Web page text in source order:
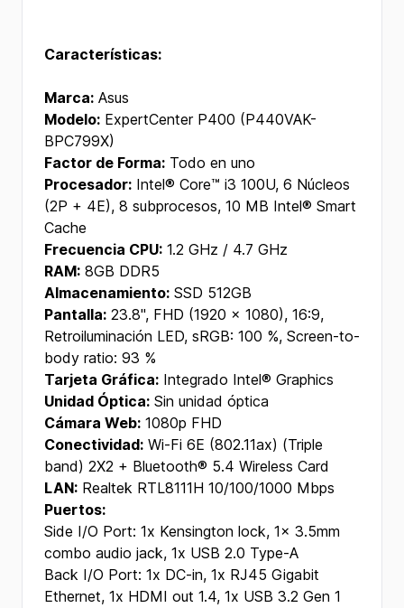
Características:
Marca: Asus
Modelo: ExpertCenter P400 (P440VAK-
BPC799X)
Factor de Forma: Todo en uno
Procesador: Intel® Core™ i3 100U, 6 Núcleos
(2P + 4E), 8 subprocesos, 10 MB Intel® Smart
Cache
Frecuencia CPU: 1.2 GHz / 4.7 GHz
RAM: 8GB DDR5
Almacenamiento: SSD 512GB
Pantalla: 23.8", FHD (1920 × 1080), 16:9,
Retroiluminación LED, sRGB: 100 %, Screen-to-
body ratio: 93 %
Tarjeta Gráfica: Integrado Intel® Graphics
Unidad Óptica: Sin unidad óptica
Cámara Web: 1080p FHD
Conectividad: Wi-Fi 6E (802.11ax) (Triple
band) 2X2 + Bluetooth® 5.4 Wireless Card
LAN: Realtek RTL8111H 10/100/1000 Mbps
Puertos:
Side I/O Port: 1x Kensington lock, 1x 3.5mm
combo audio jack, 1x USB 2.0 Type-A
Back I/O Port: 1x DC-in, 1x RJ45 Gigabit
Ethernet, 1x HDMI out 1.4, 1x USB 3.2 Gen 1